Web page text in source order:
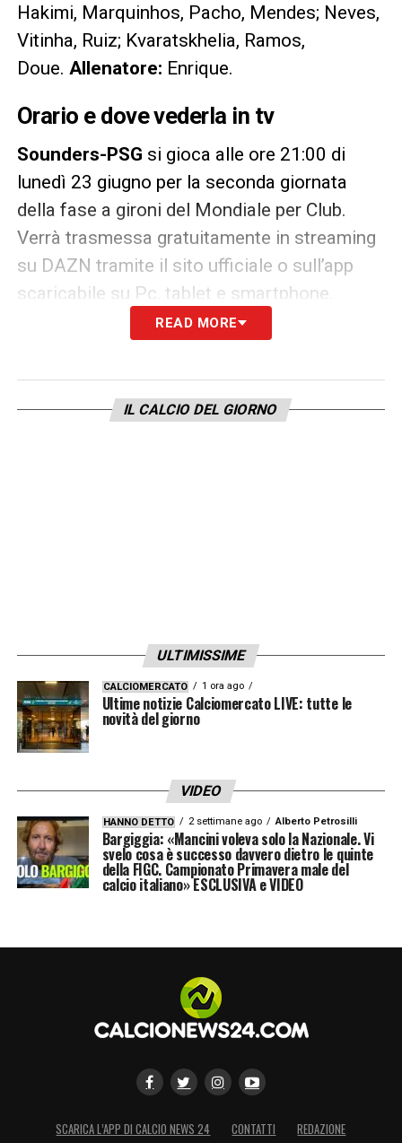
Hakimi, Marquinhos, Pacho, Mendes; Neves,
Vitinha, Ruiz; Kvaratskhelia, Ramos,
Doue. Allenatore: Enrique.
Orario e dove vederla in tv
Sounders-PSG si gioca alle ore 21:00 di
lunedì 23 giugno per la seconda giornata
della fase a gironi del Mondiale per Club.
Verrà trasmessa gratuitamente in streaming
su DAZN tramite il sito ufficiale o sull’app
scaricabile su Pc, tablet e smartphone.
READ MORE
IL CALCIO DEL GIORNO
ULTIMISSIME
CALCIOMERCATO 1 ora ago
Ultime notizie Calciomercato LIVE: tutte le
novità del giorno
VIDEO
HANNO DETTO 2 settimane ago Alberto Petrosilli
Bargiggia: «Mancini voleva solo la Nazionale. Vi
svelo cosa è successo davvero dietro le quinte
della FIGC. Campionato Primavera male del
calcio italiano» ESCLUSIVA e VIDEO
SCARICA L’APP DI CALCIO NEWS 24 CONTATTI REDAZIONE